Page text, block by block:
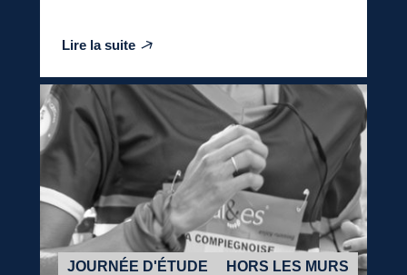
Lire la suite
JOURNÉE D'ÉTUDE HORS LES MURS